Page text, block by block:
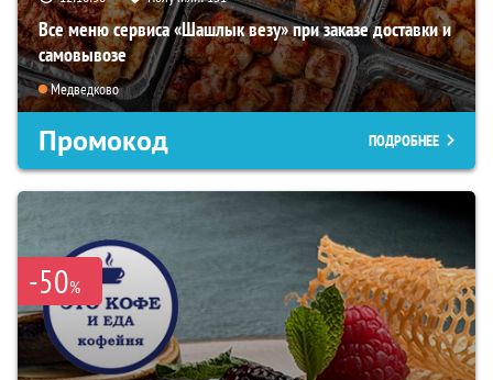
Все меню сервиса «Шашлык везу» при заказе доставки и
самовывозе
Медведково
Промокод ПОДРОБНЕЕ
-50%